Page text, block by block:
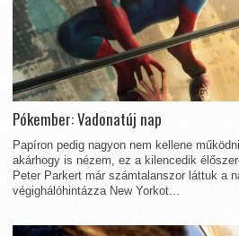
Pókember: Vadonatúj nap
Papíron pedig nagyon nem kellene
akárhogy is nézem, ez a kilencedik
Peter Parkert már számtalanszor láttuk a
végighálóhintázza New Yorkot...